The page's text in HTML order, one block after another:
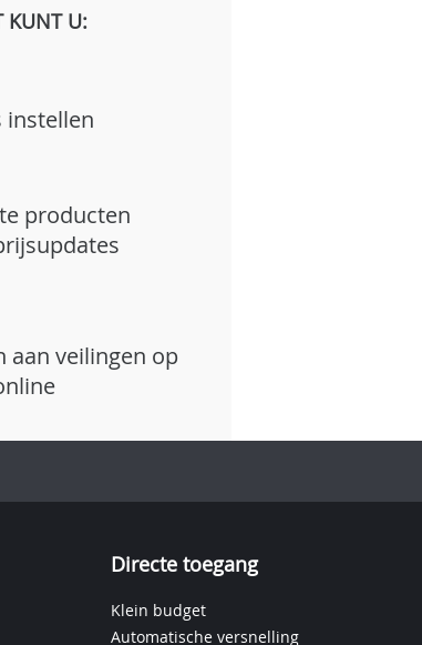
KUNT U:
instellen
producten
aan veilingen op
Directe toegang
Klein budget
Automatische versnelling